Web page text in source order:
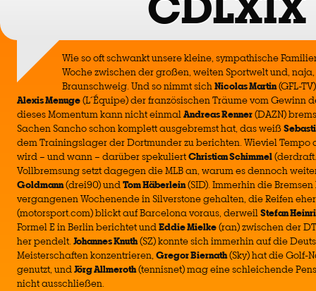
Wie so oft schwankt unsere kleine, sympathische
Woche zwischen der großen, weiten Sportwelt und,
Braunschweig. Und so nimmt sichNicolas Martin(GFL-
Alexis Menuge(L´Équipe) der französischen Träume vom Gewinn
dieses Momentum kann nicht einmalAndreas Renner(DAZN)
Sachen Sancho schon komplett ausgebremst hat, das weiß
dem Trainingslager der Dortmunder zu berichten. Wieviel Tempo
wird – und wann – darüber spekuliertChristian Schimmel
Vollbremsung setzt dagegen die MLB an, warum es dennoch
Goldmann(drei90) undTom Häberlein(SID). Immerhin die
vergangenen Wochenende in Silverstone gehalten, die Reifen
(motorsport.com) blickt auf Barcelona voraus, derweilStefan
Formel E in Berlin berichtet undEddie Mielke(ran) zwischen der
her pendelt.Johannes Knuth(SZ) konnte sich immerhin auf die
Meisterschaften konzentrieren, Gregor Biernath(Sky) hat die Golf-
genutzt, undJörg Allmeroth(tennisnet) mag eine schleichende
nicht ausschließen.